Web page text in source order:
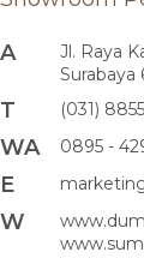
A
Jl. Raya
Surabaya
T (031)
WA 0895 -
E
W